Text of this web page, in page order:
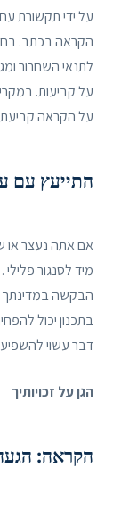
על ידי תקשורת
הקראה בכתב.
לתנאי השחרור
על קביעות.
על הקראה קביעת
התייעץ עם
אם אתה נעצר או
מיד לסנגור
הבקשה במדינתך
בתכנון יכול
דבר עשוי
הגן על זכויותיך
הקראה: